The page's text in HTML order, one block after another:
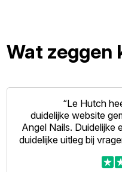
Wat zeggen
“Le Hutch
duidelijke website
Angel Nails. Duidelijke
duidelijke uitleg bij